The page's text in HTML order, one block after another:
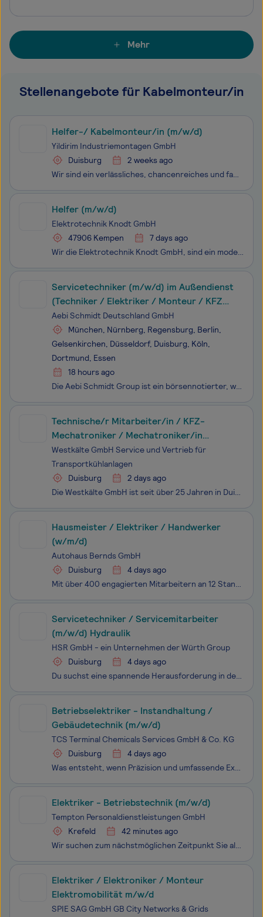
Mehr
Stellenangebote für Kabelmonteur/in
Helfer-/ Kabelmonteur/in (m/w/d)
Yildirim Industriemontagen GmbH
Duisburg
2 weeks ago
Wir sind ein verlässliches, chancenreiches und familiär geführtes Unternehmen im Bereich der industriellen Kabelverlegung und Montage, gegründet September 1995 Deutschlandweit. Wir suchen engagierte und anpassungsfähige Mitarbeiter (m/w/d),Quereinsteiger, Branchenfremde und Ungelernte mit handwerkl
Helfer (m/w/d)
Elektrotechnik Knodt GmbH
47906 Kempen
7 days ago
Wir die Elektrotechnik Knodt GmbH, sind ein modernes inhabergeführtes Unternehmen im Bereich der Elektrotechnik, mit dem Schwerpunkt Energieversorgung. An unserem Standort in Kempen, beschäftigen wir ca. 30 Mitarbeiter und sind Bundesweit tätig. Werden auch Sie Teil unseres jungen motivierten Teams
Servicetechniker (m/w/d) im Außendienst
(Techniker / Elektriker / Monteur / KFZ
Mechatroniker / KFZ Mechaniker)
Aebi Schmidt Deutschland GmbH
München, Nürnberg, Regensburg, Berlin,
Gelsenkirchen, Düsseldorf, Duisburg, Köln,
Dortmund, Essen
18 hours ago
Die Aebi Schmidt Group ist ein börsennotierter, weltweit führender Hersteller von Spezialfahrzeugen. Unter dem Dach der Gruppe operieren 20 Marken in 11 Ländern Europas sowie in den USA, Kanada und Mexiko. Die Vielfalt an Standorten und Produkten macht uns so einzigartig wie die Vielfalt an Ber
Technische/r Mitarbeiter/in / KFZ-
Mechatroniker / Mechatroniker/in
Kältetechnik (m/w/d)
Westkälte GmbH Service und Vertrieb für
Transportkühlanlagen
Duisburg
2 days ago
Die Westkälte GmbH ist seit über 25 Jahren in Duisburg ansässig und Vertragspartner von Carrier Transicold, dem Marktführer für Transportkühlanlagen in einer einzigartigen Branche! Sie erwartet eine sehr bedeutsame und Erfolg versprechende vielseitige Tätigkeit in einem systemrelevanten zukunftssich
Hausmeister / Elektriker / Handwerker
(w/m/d)
Autohaus Bernds GmbH
Duisburg
4 days ago
Mit über 400 engagierten Mitarbeitern an 12 Standorten ist die Autohaus Bernds GmbH, ein Familienunternehmen, von der Grenze Düsseldorfs bis hin ins Münsterland vertreten. Als moderner und zukunftsorientierter Marken-Fachhändler repräsentieren wir die Marken Renault, Dacia, Alpine, Nissan, Ford, Jee
Servicetechniker / Servicemitarbeiter
(m/w/d) Hydraulik
HSR GmbH - ein Unternehmen der Würth Group
Duisburg
4 days ago
Du suchst eine spannende Herausforderung in der Welt der Hydraulik? Du möchtest in einem innovativen Unternehmen arbeiten, das sich auf den professionellen Hydraulik-Service spezialisiert hat? Dann bist du bei uns genau richtig! Wir, die HSR GmbH, suchen weitere Hydraulikheld:innen! Bist du bereits
Betriebselektriker - Instandhaltung /
Gebäudetechnik (m/w/d)
TCS Terminal Chemicals Services GmbH & Co. KG
Duisburg
4 days ago
Was entsteht, wenn Präzision und umfassende Expertise zusammentreffen? Du gestaltest mit uns die Zukunft der chemischen Industrie, indem du maßgeschneiderte Komplettlösungen von der Rohstoffbereitstellung bis zur Auslieferung realisierst. Werde Teil eines Teams, das durch seine Arbeit die Wertschöpf
Elektriker - Betriebstechnik (m/w/d)
Tempton Personaldienstleistungen GmbH
Krefeld
42 minutes ago
Wir suchen zum nächstmöglichen Zeitpunkt Sie als Elektriker - Betriebstechnik (m/w/d) in Krefeld für eine Festanstellung. Erkennen Sie sich wieder Wir suchen Sie als Elektriker in der Betriebstechnik (m/w/d) für unseren Standort in Krefeld. In der spannenden Branche der Transport und Logistik
Elektriker / Elektroniker / Monteur
Elektromobilität m/w/d
SPIE SAG GmbH GB City Networks & Grids